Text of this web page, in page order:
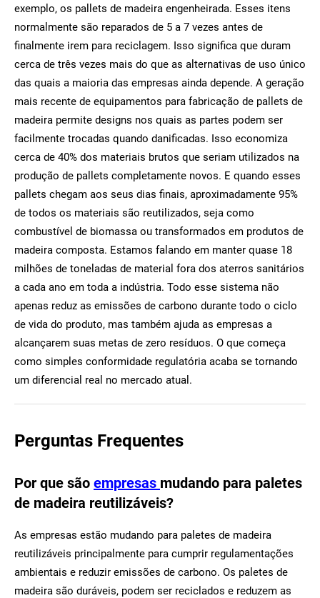
exemplo, os pallets de madeira engenheirada. Esses itens
normalmente são reparados de 5 a 7 vezes antes de
finalmente irem para reciclagem. Isso significa que duram
cerca de três vezes mais do que as alternativas de uso único
das quais a maioria das empresas ainda depende. A geração
mais recente de equipamentos para fabricação de pallets de
madeira permite designs nos quais as partes podem ser
facilmente trocadas quando danificadas. Isso economiza
cerca de 40% dos materiais brutos que seriam utilizados na
produção de pallets completamente novos. E quando esses
pallets chegam aos seus dias finais, aproximadamente 95%
de todos os materiais são reutilizados, seja como
combustível de biomassa ou transformados em produtos de
madeira composta. Estamos falando em manter quase 18
milhões de toneladas de material fora dos aterros sanitários
a cada ano em toda a indústria. Todo esse sistema não
apenas reduz as emissões de carbono durante todo o ciclo
de vida do produto, mas também ajuda as empresas a
alcançarem suas metas de zero resíduos. O que começa
como simples conformidade regulatória acaba se tornando
um diferencial real no mercado atual.
Perguntas Frequentes
Por que são empresas mudando para paletes
de madeira reutilizáveis?
As empresas estão mudando para paletes de madeira
reutilizáveis principalmente para cumprir regulamentações
ambientais e reduzir emissões de carbono. Os paletes de
madeira são duráveis, podem ser reciclados e reduzem as